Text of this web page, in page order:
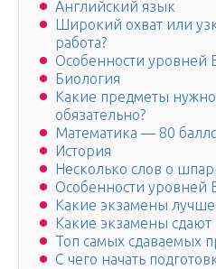
Английский язык
Широкий охват или
работа?
Особенности уровней
Биология
Какие предметы нужно
обязательно?
Математика — 80
История
Несколько слов о
Особенности уровней
Какие экзамены лучше
Какие экзамены сдают
Топ самых сдаваемых
С чего начать